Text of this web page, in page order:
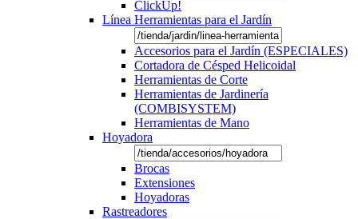
ClickUp!
Línea Herramientas para el Jardín
Accesorios para el Jardín (ESPECIALES)
Cortadora de Césped Helicoidal
Herramientas de Corte
Herramientas de Jardinería
(COMBISYSTEM)
Herramientas de Mano
Hoyadora
Brocas
Extensiones
Hoyadoras
Rastreadores